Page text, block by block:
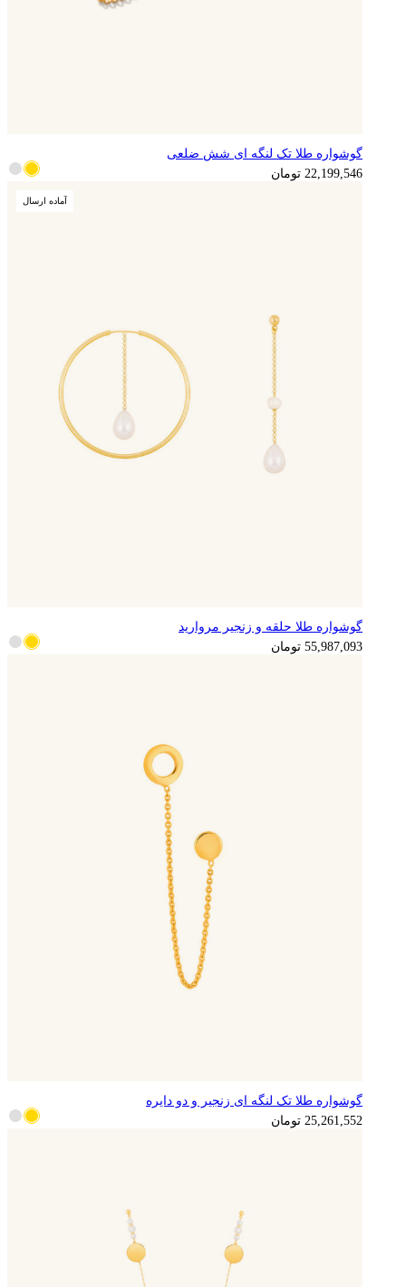
5,549,887 تومان
گوشواره طلا تک لنگه ای شش ضلعی
22,199,546 تومان
آماده ارسال
13,996,773 تومان
گوشواره طلا حلقه و زنجیر مروارید
55,987,093 تومان
6,315,388 تومان
گوشواره طلا تک لنگه ای زنجیر و دو دایره
25,261,552 تومان